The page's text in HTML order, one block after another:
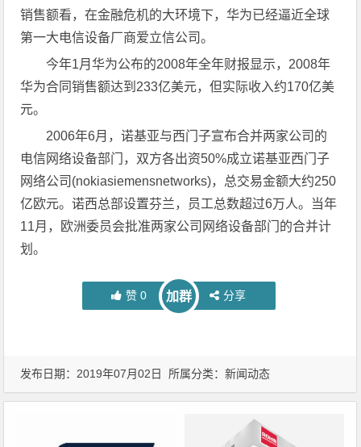
销售额看，在金融危机的大环境下，华为已经逼近全球
第一大电信设备厂商爱立信公司。
今年1月华为公布的2008年全年财报显示，2008年
华为合同销售额达到233亿美元，但实际收入约170亿美
元。
2006年6月，诺基亚与西门子宣布合并两家公司的
电信网络设备部门，双方各出资50%成立诺基亚西门子
网络公司(nokiasiemensnetworks)，总交易金额大约250
亿欧元。诺西总部设置芬兰，员工总数超过6万人。当年
11月，欧洲委员会批准两家公司网络设备部门的合并计
划。
赞 0 加群 分享
发布日期：2019年07月02日 所属分类：新闻动态